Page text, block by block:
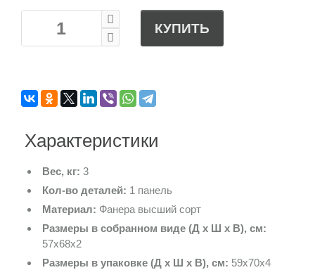
КУПИТЬ
Характеристики
Вес, кг: 3
Кол-во деталей: 1 панель
Материал: Фанера высший сорт
Размеры в собранном виде (Д х Ш х В), см:
57х68х2
Размеры в упаковке (Д х Ш х В), см: 59х70х4